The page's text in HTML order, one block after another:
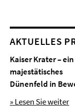
AKTUELLES
Kaiser Krater – ein
majestätisches
Dünenfeld in
» Lesen Sie weiter